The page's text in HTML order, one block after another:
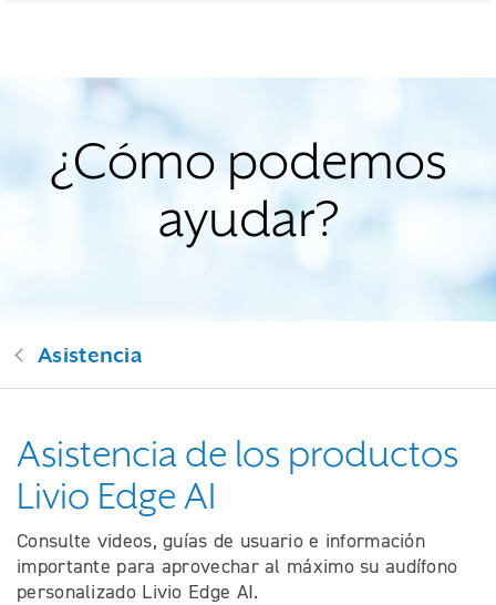
¿Cómo podemos
ayudar?
Asistencia
Asistencia de los productos
Livio Edge AI
Consulte videos, guías de usuario e información
importante para aprovechar al máximo su audífono
personalizado Livio Edge AI.